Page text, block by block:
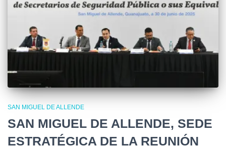
SAN MIGUEL DE ALLENDE
SAN MIGUEL DE ALLENDE, SEDE
ESTRATÉGICA DE LA REUNIÓN